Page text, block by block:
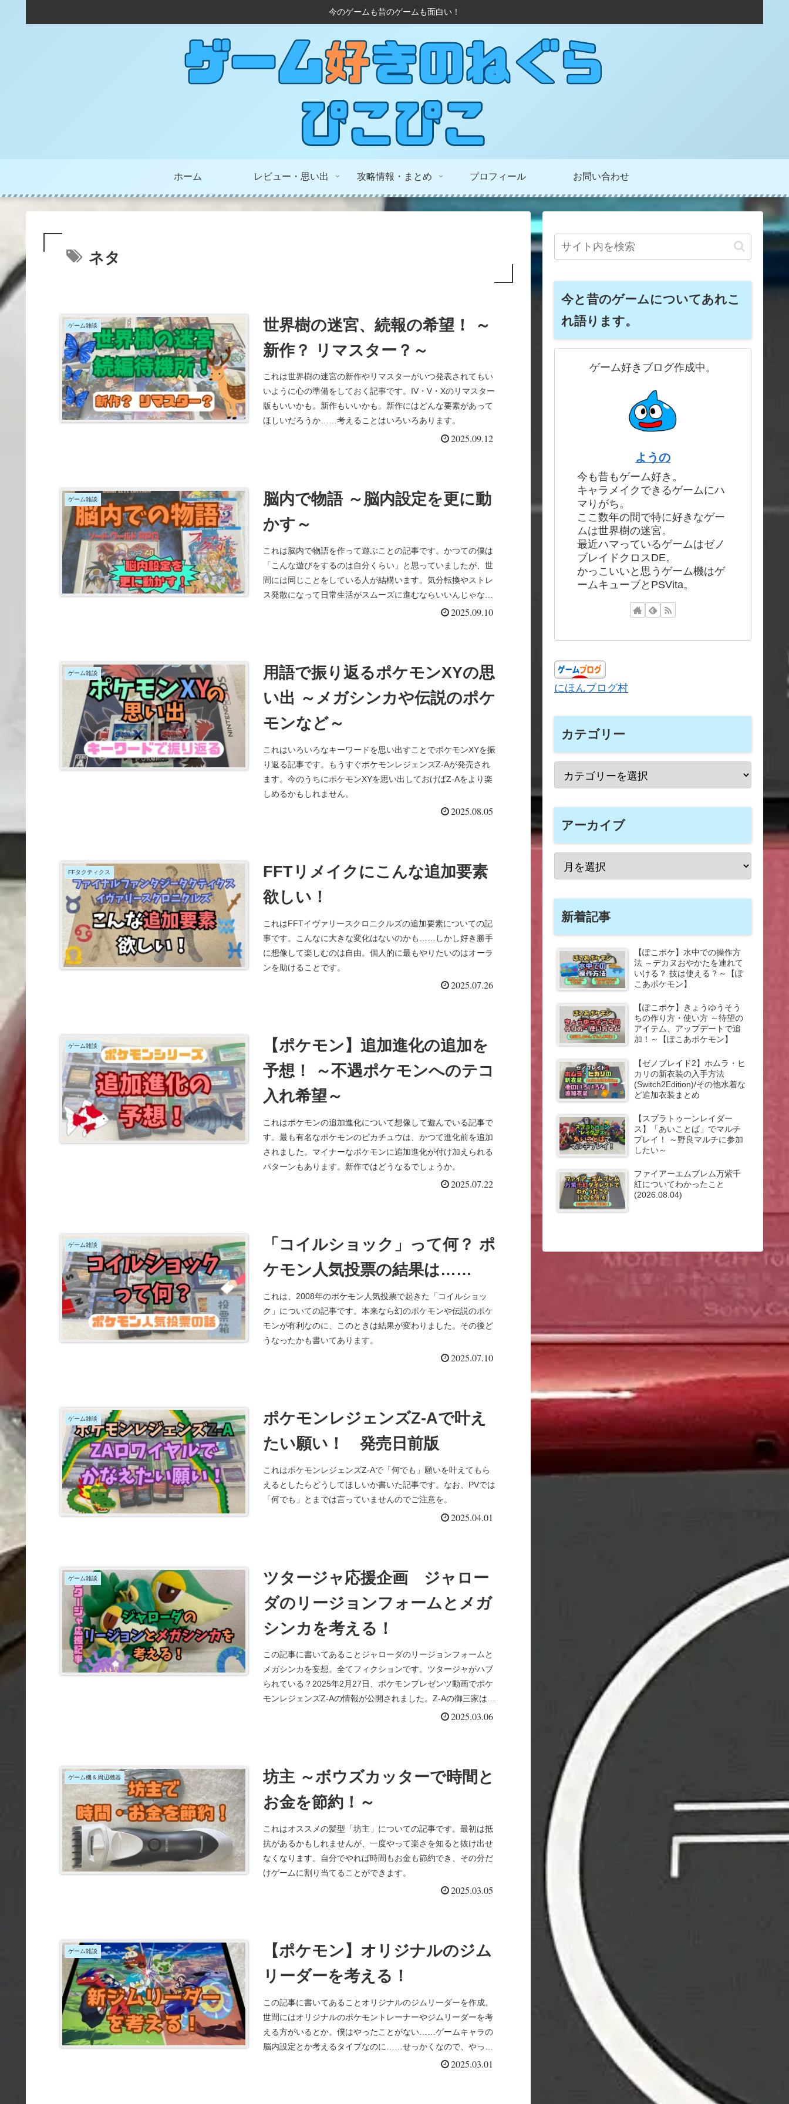
今のゲームも昔のゲームも面白い！
ホーム レビュー・思い出 攻略情報・まとめ プロフィール お問い合わせ
ネタ
ゲーム雑談
世界樹の迷宮、続報の希望！ ～
新作？ リマスター？～
これは世界樹の迷宮の新作やリマスターがいつ発表されてもい
いように心の準備をしておく記事です。IV・V・Xのリマスター
版もいいかも。新作もいいかも。新作にはどんな要素があって
ほしいだろうか……考えることはいろいろあります。
2025.09.12
ゲーム雑談
脳内で物語 ～脳内設定を更に動
かす～
これは脳内で物語を作って遊ぶことの記事です。かつての僕は
「こんな遊びをするのは自分くらい」と思っていましたが、世
間には同じことをしている人が結構います。気分転換やストレ
ス発散になって日常生活がスムーズに進むならいいんじゃない
2025.09.10
ゲーム雑談
用語で振り返るポケモンXYの思
い出 ～メガシンカや伝説のポケ
モンなど～
これはいろいろなキーワードを思い出すことでポケモンXYを振
り返る記事です。もうすぐポケモンレジェンズZ-Aが発売され
ます。今のうちにポケモンXYを思い出しておけばZ-Aをより楽
しめるかもしれません。
2025.08.05
FFタクティクス
FFTリメイクにこんな追加要素
欲しい！
これはFFTイヴァリースクロニクルズの追加要素についての記
事です。こんなに大きな変化はないのかも……しかし好き勝手
に想像して楽しむのは自由。個人的に最もやりたいのはオーラ
ンを助けることです。
2025.07.26
ゲーム雑談
【ポケモン】追加進化の追加を
予想！ ～不遇ポケモンへのテコ
入れ希望～
これはポケモンの追加進化について想像して遊んでいる記事で
す。最も有名なポケモンのピカチュウは、かつて進化前を追加
されました。マイナーなポケモンに追加進化が付け加えられる
パターンもあります。新作ではどうなるでしょうか。
2025.07.22
ゲーム雑談
「コイルショック」って何？ ポ
ケモン人気投票の結果は……
これは、2008年のポケモン人気投票で起きた「コイルショッ
ク」についての記事です。本来なら幻のポケモンや伝説のポケ
モンが有利なのに、このときは結果が変わりました。その後ど
うなったかも書いてあります。
2025.07.10
ゲーム雑談
ポケモンレジェンズZ-Aで叶え
たい願い！ 発売日前版
これはポケモンレジェンズZ-Aで「何でも」願いを叶えてもら
えるとしたらどうしてほしいか書いた記事です。なお、PVでは
「何でも」とまでは言っていませんのでご注意を。
2025.04.01
ゲーム雑談
ツタージャ応援企画 ジャロー
ダのリージョンフォームとメガ
シンカを考える！
この記事に書いてあることジャローダのリージョンフォームと
メガシンカを妄想。全てフィクションです。ツタージャがハブ
られている？2025年2月27日、ポケモンプレゼンツ動画でポケ
モンレジェンズZ-Aの情報が公開されました。Z-Aの御三家はチ
2025.03.06
ゲーム機＆周辺機器
坊主 ～ボウズカッターで時間と
お金を節約！～
これはオススメの髪型「坊主」についての記事です。最初は抵
抗があるかもしれませんが、一度やって楽さを知ると抜け出せ
なくなります。自分でやれば時間もお金も節約でき、その分だ
けゲームに割り当てることができます。
2025.03.05
ゲーム雑談
【ポケモン】オリジナルのジム
リーダーを考える！
この記事に書いてあることオリジナルのジムリーダーを作成。
世間にはオリジナルのポケモントレーナーやジムリーダーを考
える方がいるとか。僕はやったことがない……ゲームキャラの
脳内設定とか考えるタイプなのに……せっかくなので、やって
2025.03.01
今と昔のゲームについてあれこ
れ語ります。
ゲーム好きブログ作成中。
ようの
今も昔もゲーム好き。
キャラメイクできるゲームにハ
マりがち。
ここ数年の間で特に好きなゲー
ムは世界樹の迷宮。
最近ハマっているゲームはゼノ
ブレイドクロスDE。
かっこいいと思うゲーム機はゲ
ームキューブとPSVita。
にほんブログ村
カテゴリー
アーカイブ
新着記事
【ぽこポケ】水中での操作方
法 ～デカヌおやかたを連れて
いける？ 技は使える？～【ぽ
こあポケモン】
【ぽこポケ】きょうゆうそう
ちの作り方・使い方 ～待望の
アイテム、アップデートで追
加！～【ぽこあポケモン】
【ゼノブレイド2】ホムラ・ヒ
カリの新衣装の入手方法
(Switch2Edition)/その他水着な
ど追加衣装まとめ
【スプラトゥーンレイダー
ス】「あいことば」でマルチ
プレイ！ ～野良マルチに参加
したい～
ファイアーエムブレム万紫千
紅についてわかったこと
(2026.08.04)